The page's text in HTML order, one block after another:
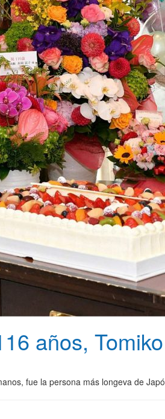
años,
fue la persona más longeva de